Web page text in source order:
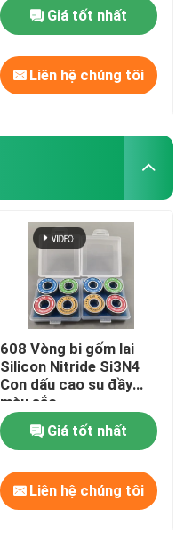
Giá tốt nhất
Liên hệ chúng tôi
608 Vòng bi gốm lai
Silicon Nitride Si3N4
Con dấu cao su đầy
màu sắc
Giá tốt nhất
Liên hệ chúng tôi